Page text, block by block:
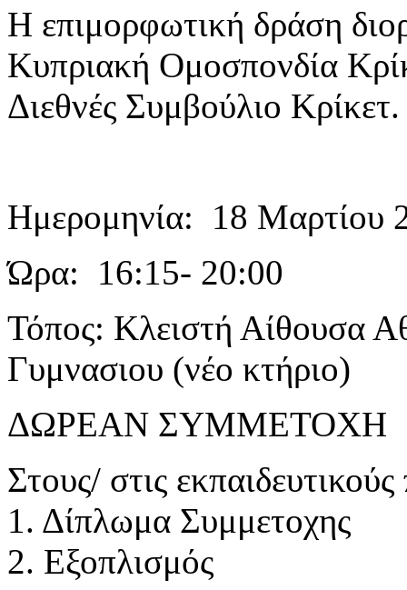
Η επιμορφωτική δράση
Κυπριακή Ομοσπονδία
Διεθνές Συμβούλιο Κρίκετ.
Ημερομηνία: 18 Μαρτίου
Ώρα: 16:15- 20:00
Τόπος: Κλειστή Αίθουσα
Γυμνασιου (νέο κτήριο)
ΔΩΡΕΑΝ ΣΥΜΜΕΤΟΧΗ
Στους/ στις
1. Δίπλωμα Συμμετοχης
2. Εξοπλισμός